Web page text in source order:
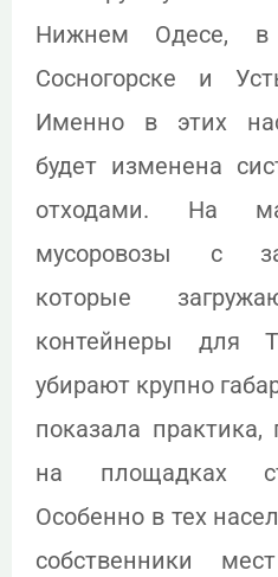
Нижнем Одесе, в
Сосногорске и
Именно в этих
будет изменена
отходами. На
мусоровозы с
которые
контейнеры для
убирают крупно
показала
на площадках
Особенно в тех
собственники